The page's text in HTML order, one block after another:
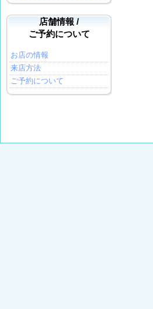
店舗情報 /
ご予約について
お店の情報
来店方法
ご予約について